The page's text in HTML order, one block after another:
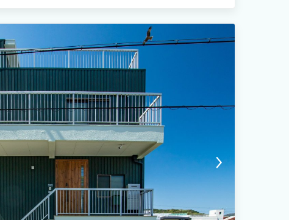
呂や焚火スペースもございます。満天の星空の下でワイン片手に焚
を 誰にも邪魔される事なく過ごしませんか？ バーベキューグリル
しておりますので（調味料は衛生面の観点から置いておりませ
わんちゃんも歓迎です。 リビングでは大画面プロジェクターで
お楽しみ頂けます。 更には周りに住宅がほとんどないので貸別荘
ます。 和室は畳の香りが心を優しく落ち着かせてくれ、どこか懐
ます。 洋室はホテルライクなテイストで、大きなベッドはクイー
頂けます。